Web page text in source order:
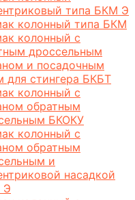
типа БКМ Э
колонный типа БКМ
колонный с
дроссельным
и посадочным
для стингера БКБТ
колонный с
обратным
БКОКУ
колонный с
обратным
и
насадкой
Э